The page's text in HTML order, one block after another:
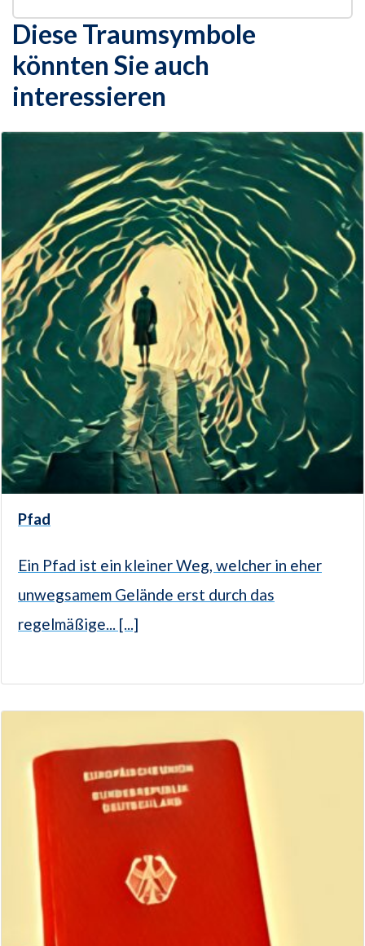
Diese Traumsymbole
könnten Sie auch
interessieren
Pfad
Ein Pfad ist ein kleiner Weg, welcher in eher
unwegsamem Gelände erst durch das
regelmäßige... [...]